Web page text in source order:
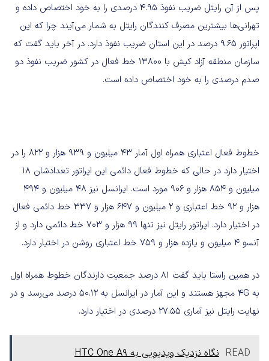
پس از آن رایتل ضریب نفوذ ۴.۹۵ درصدی را به خود اختصاص داده و
تهرانی‌ها بیشترین مصرف کنندگان رایتل به شمار می‌آیند چرا که این
اپراتور ۹.۶۵ درصد در این استان ضریب نفوذ دارد. در آخر باید گفت که
سازمان منطقه آزاد کیش با ۱۳۸۰۰ خط فعال در کشور ضریب نفوذ دو
صدم درصدی را به خود اختصاص داده است.
خطوط فعال اعتباری همراه اول آمار ۴۳ میلیون و ۹۳۹ هزار و ۸۲۲ را در
اختیار دارد در حالی که خطوط فعال دائمی این اپراتور تعدادشان ۱۸
میلیون و ۸۵۴ هزار و ۹۰۶ مورد است. ایرانسل نیز ۴۸ میلیون و ۴۹۴
هزار و ۹۲ خط اعتباری و ۲ میلیون و ۶۴۷ هزار و ۳۳۷ خط دائمی فعال
در اختیار دارد. اپراتور رایتل نیز تنها ۹۹ هزار و ۷۰۳ خط دائمی دارد و از
آنسو ۴ میلیون و یازده هزار و ۷۵۹ خط اعتباری روشن در اختیار دارد.
در همین راستا باید گفت ۸۱ درصد جمعیت دارندگان خطوط همراه اول
به 4G مجهز هستند و این آمار در ایرانسل به ۵۰.۱۲ درصد می‌رسد و در
نهایت رایتل نیز آماری ۲۷.۵۵ درصدی در اختیار دارد.
READ نگاه نزدیک ویدیویی به HTC One A9